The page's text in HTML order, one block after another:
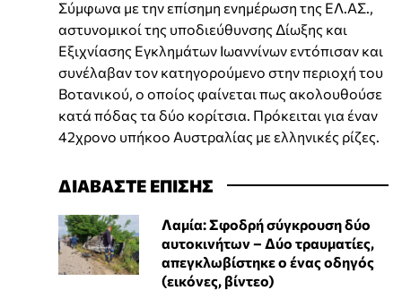
Σύμφωνα με την επίσημη ενημέρωση της ΕΛ.ΑΣ.,
αστυνομικοί της υποδιεύθυνσης Δίωξης και
Εξιχνίασης Εγκλημάτων Ιωαννίνων εντόπισαν και
συνέλαβαν τον κατηγορούμενο στην περιοχή του
Βοτανικού, ο οποίος φαίνεται πως ακολουθούσε
κατά πόδας τα δύο κορίτσια. Πρόκειται για έναν
42χρονο υπήκοο Αυστραλίας με ελληνικές ρίζες.
ΔΙΑΒΑΣΤΕ ΕΠΙΣΗΣ
Λαμία: Σφοδρή σύγκρουση δύο
αυτοκινήτων – Δύο τραυματίες,
απεγκλωβίστηκε ο ένας οδηγός
(εικόνες, βίντεο)